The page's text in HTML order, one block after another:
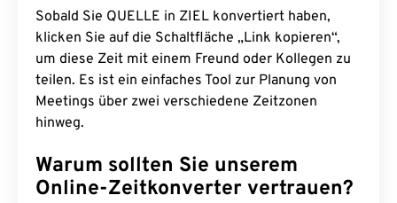
Sobald Sie QUELLE in ZIEL konvertiert haben,
klicken Sie auf die Schaltfläche „Link kopieren“,
um diese Zeit mit einem Freund oder Kollegen zu
teilen. Es ist ein einfaches Tool zur Planung von
Meetings über zwei verschiedene Zeitzonen
hinweg.
Warum sollten Sie unserem
Online-Zeitkonverter vertrauen?